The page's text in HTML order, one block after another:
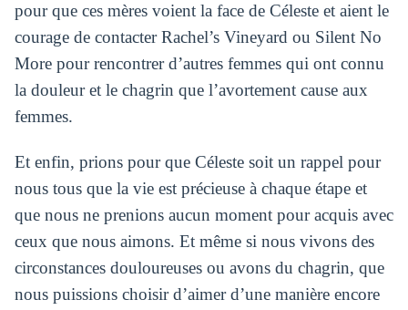
pour que ces mères voient la face de Céleste et aient le
courage de contacter Rachel’s Vineyard ou Silent No
More pour rencontrer d’autres femmes qui ont connu
la douleur et le chagrin que l’avortement cause aux
femmes.
Et enfin, prions pour que Céleste soit un rappel pour
nous tous que la vie est précieuse à chaque étape et
que nous ne prenions aucun moment pour acquis avec
ceux que nous aimons. Et même si nous vivons des
circonstances douloureuses ou avons du chagrin, que
nous puissions choisir d’aimer d’une manière encore